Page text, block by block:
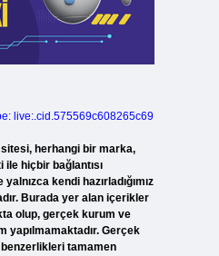
live:.cid.575569c608265c69
herhangi bir marka,
hiçbir bağlantısı
kendi hazırladığımız
Burada yer alan içerikler
olup, gerçek kurum ve
yapılmamaktadır. Gerçek
tamamen